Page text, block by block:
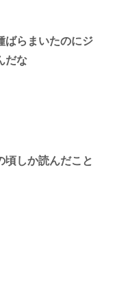
ばらまいたのにジ
だな
頃しか読んだこと